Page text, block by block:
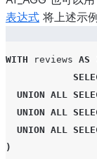
表达式 将上述示
WITH reviews AS
UNION ALL
UNION ALL
UNION ALL
)